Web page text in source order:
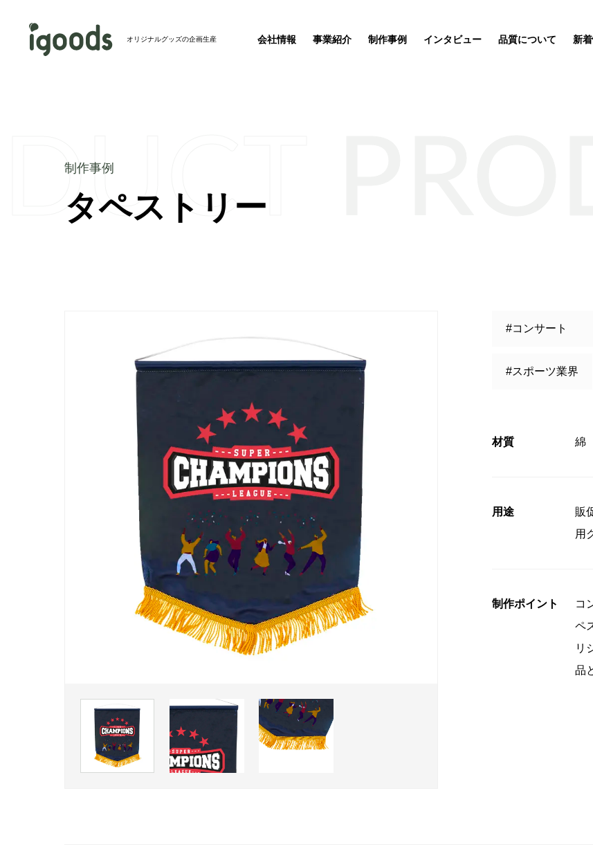
オリジナルグッズの企画生産 会社情報
会社情報トップ
コンプライアンス
事業紹介 制作事例
制作事例トップ
バッグ
インタビュー 品質について 新
【ホテル・旅館必見】パッケージを並べるとアートが完
受賞 2026.07.21
新着情報一覧へ
タペストリー
制作事例
#コンサート
#スポーツ業界
材質 綿
用途
販
用
制作ポイント
コ
ペ
リ
品